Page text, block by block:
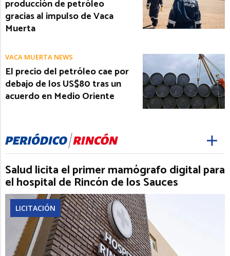
producción de petróleo
gracias al impulso de Vaca
Muerta
VACA MUERTA NEWS
El precio del petróleo cae por
debajo de los US$80 tras un
acuerdo en Medio Oriente
Salud licita el primer mamógrafo digital para
el hospital de Rincón de los Sauces
LICITACIÓN